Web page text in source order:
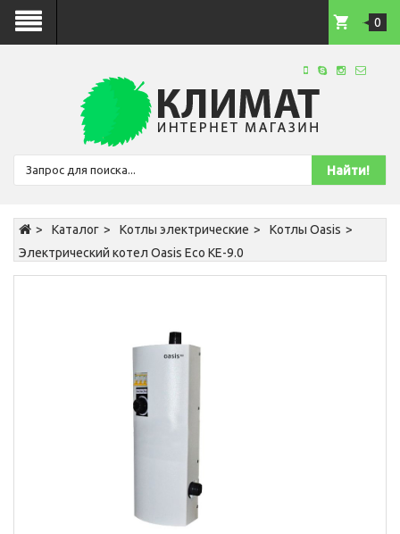
0
Каталог Котлы электрические
Котлы Oasis
Электрический котел Oasis Eco KE-9.0